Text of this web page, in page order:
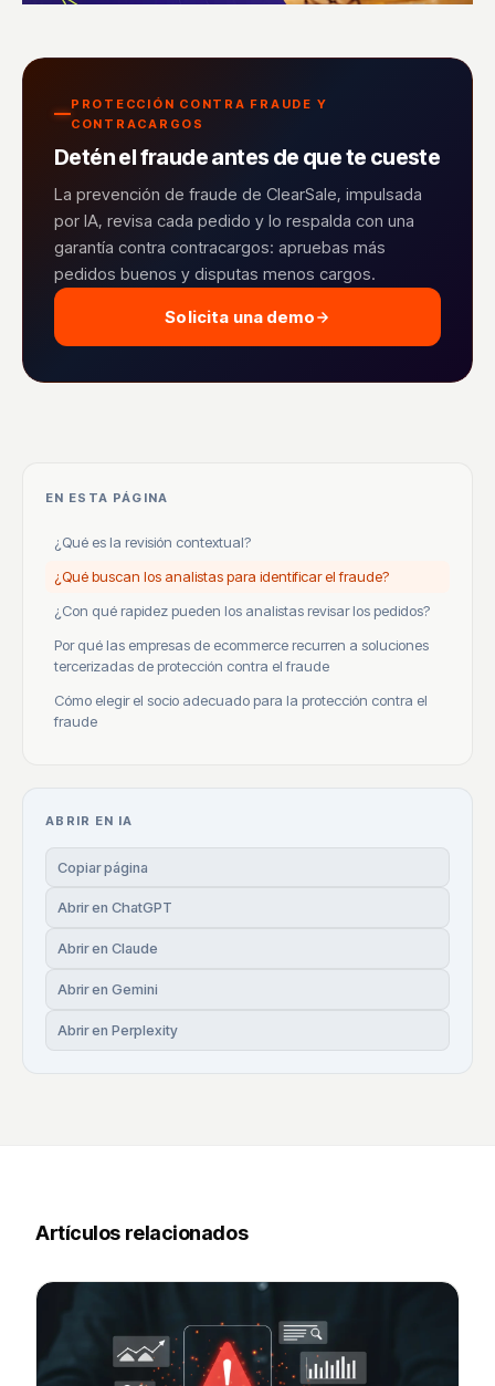
PROTECCIÓN CONTRA FRAUDE Y
CONTRACARGOS
Detén el fraude antes de que te cueste
La prevención de fraude de ClearSale, impulsada
por IA, revisa cada pedido y lo respalda con una
garantía contra contracargos: apruebas más
pedidos buenos y disputas menos cargos.
Solicita una demo
EN ESTA PÁGINA
¿Qué es la revisión contextual?
¿Qué buscan los analistas para identificar el fraude?
¿Con qué rapidez pueden los analistas revisar los pedidos?
Por qué las empresas de ecommerce recurren a soluciones
tercerizadas de protección contra el fraude
Cómo elegir el socio adecuado para la protección contra el
fraude
ABRIR EN IA
Copiar página
Abrir en ChatGPT
Abrir en Claude
Abrir en Gemini
Abrir en Perplexity
Artículos relacionados